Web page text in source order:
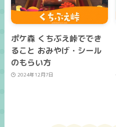
ポケ森 くちぶえ峠ででき
ること おみやげ・シール
のもらい方
2024年12月7日